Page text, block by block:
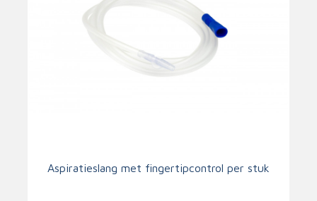
Aspiratieslang met fingertipcontrol per stuk